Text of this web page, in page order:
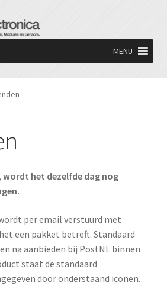
MENU
wordt het dezelfde dag nog
per email verstuurd met
een pakket betreft. Standaard
na aanbieden bij PostNL binnen
staat de standaard
door onderstaand iconen.